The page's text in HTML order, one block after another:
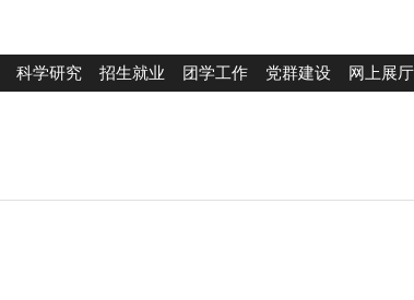
科学研究 招生就业 团学工作 党群建设 网上展厅